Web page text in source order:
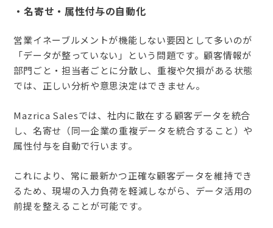
・名寄せ・属性付与の自動化
営業イネーブルメントが機能しない要因として多いのが
「データが整っていない」という問題です。顧客情報が
部門ごと・担当者ごとに分散し、重複や欠損がある状態
では、正しい分析や意思決定はできません。
Mazrica Salesでは、社内に散在する顧客データを統合
し、名寄せ（同一企業の重複データを統合すること）や
属性付与を自動で行います。
これにより、常に最新かつ正確な顧客データを維持でき
るため、現場の入力負荷を軽減しながら、データ活用の
前提を整えることが可能です。